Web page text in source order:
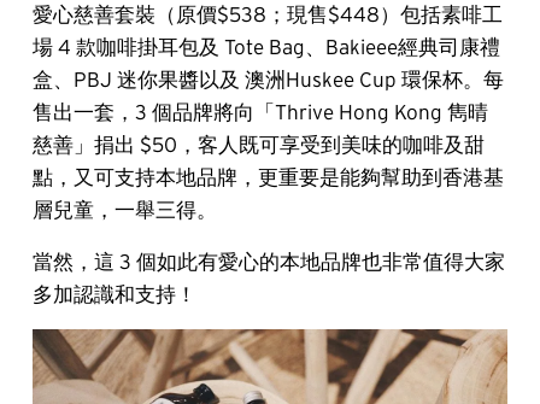
愛心慈善套裝（原價$538；現售$448）包括素啡工
場 4 款咖啡掛耳包及 Tote Bag、Bakieee經典司康禮
盒、PBJ 迷你果醬以及 澳洲Huskee Cup 環保杯。每
售出一套，3 個品牌將向「Thrive Hong Kong 雋晴
慈善」捐出 $50，客人既可享受到美味的咖啡及甜
點，又可支持本地品牌，更重要是能夠幫助到香港基
層兒童，一舉三得。
當然，這 3 個如此有愛心的本地品牌也非常值得大家
多加認識和支持！